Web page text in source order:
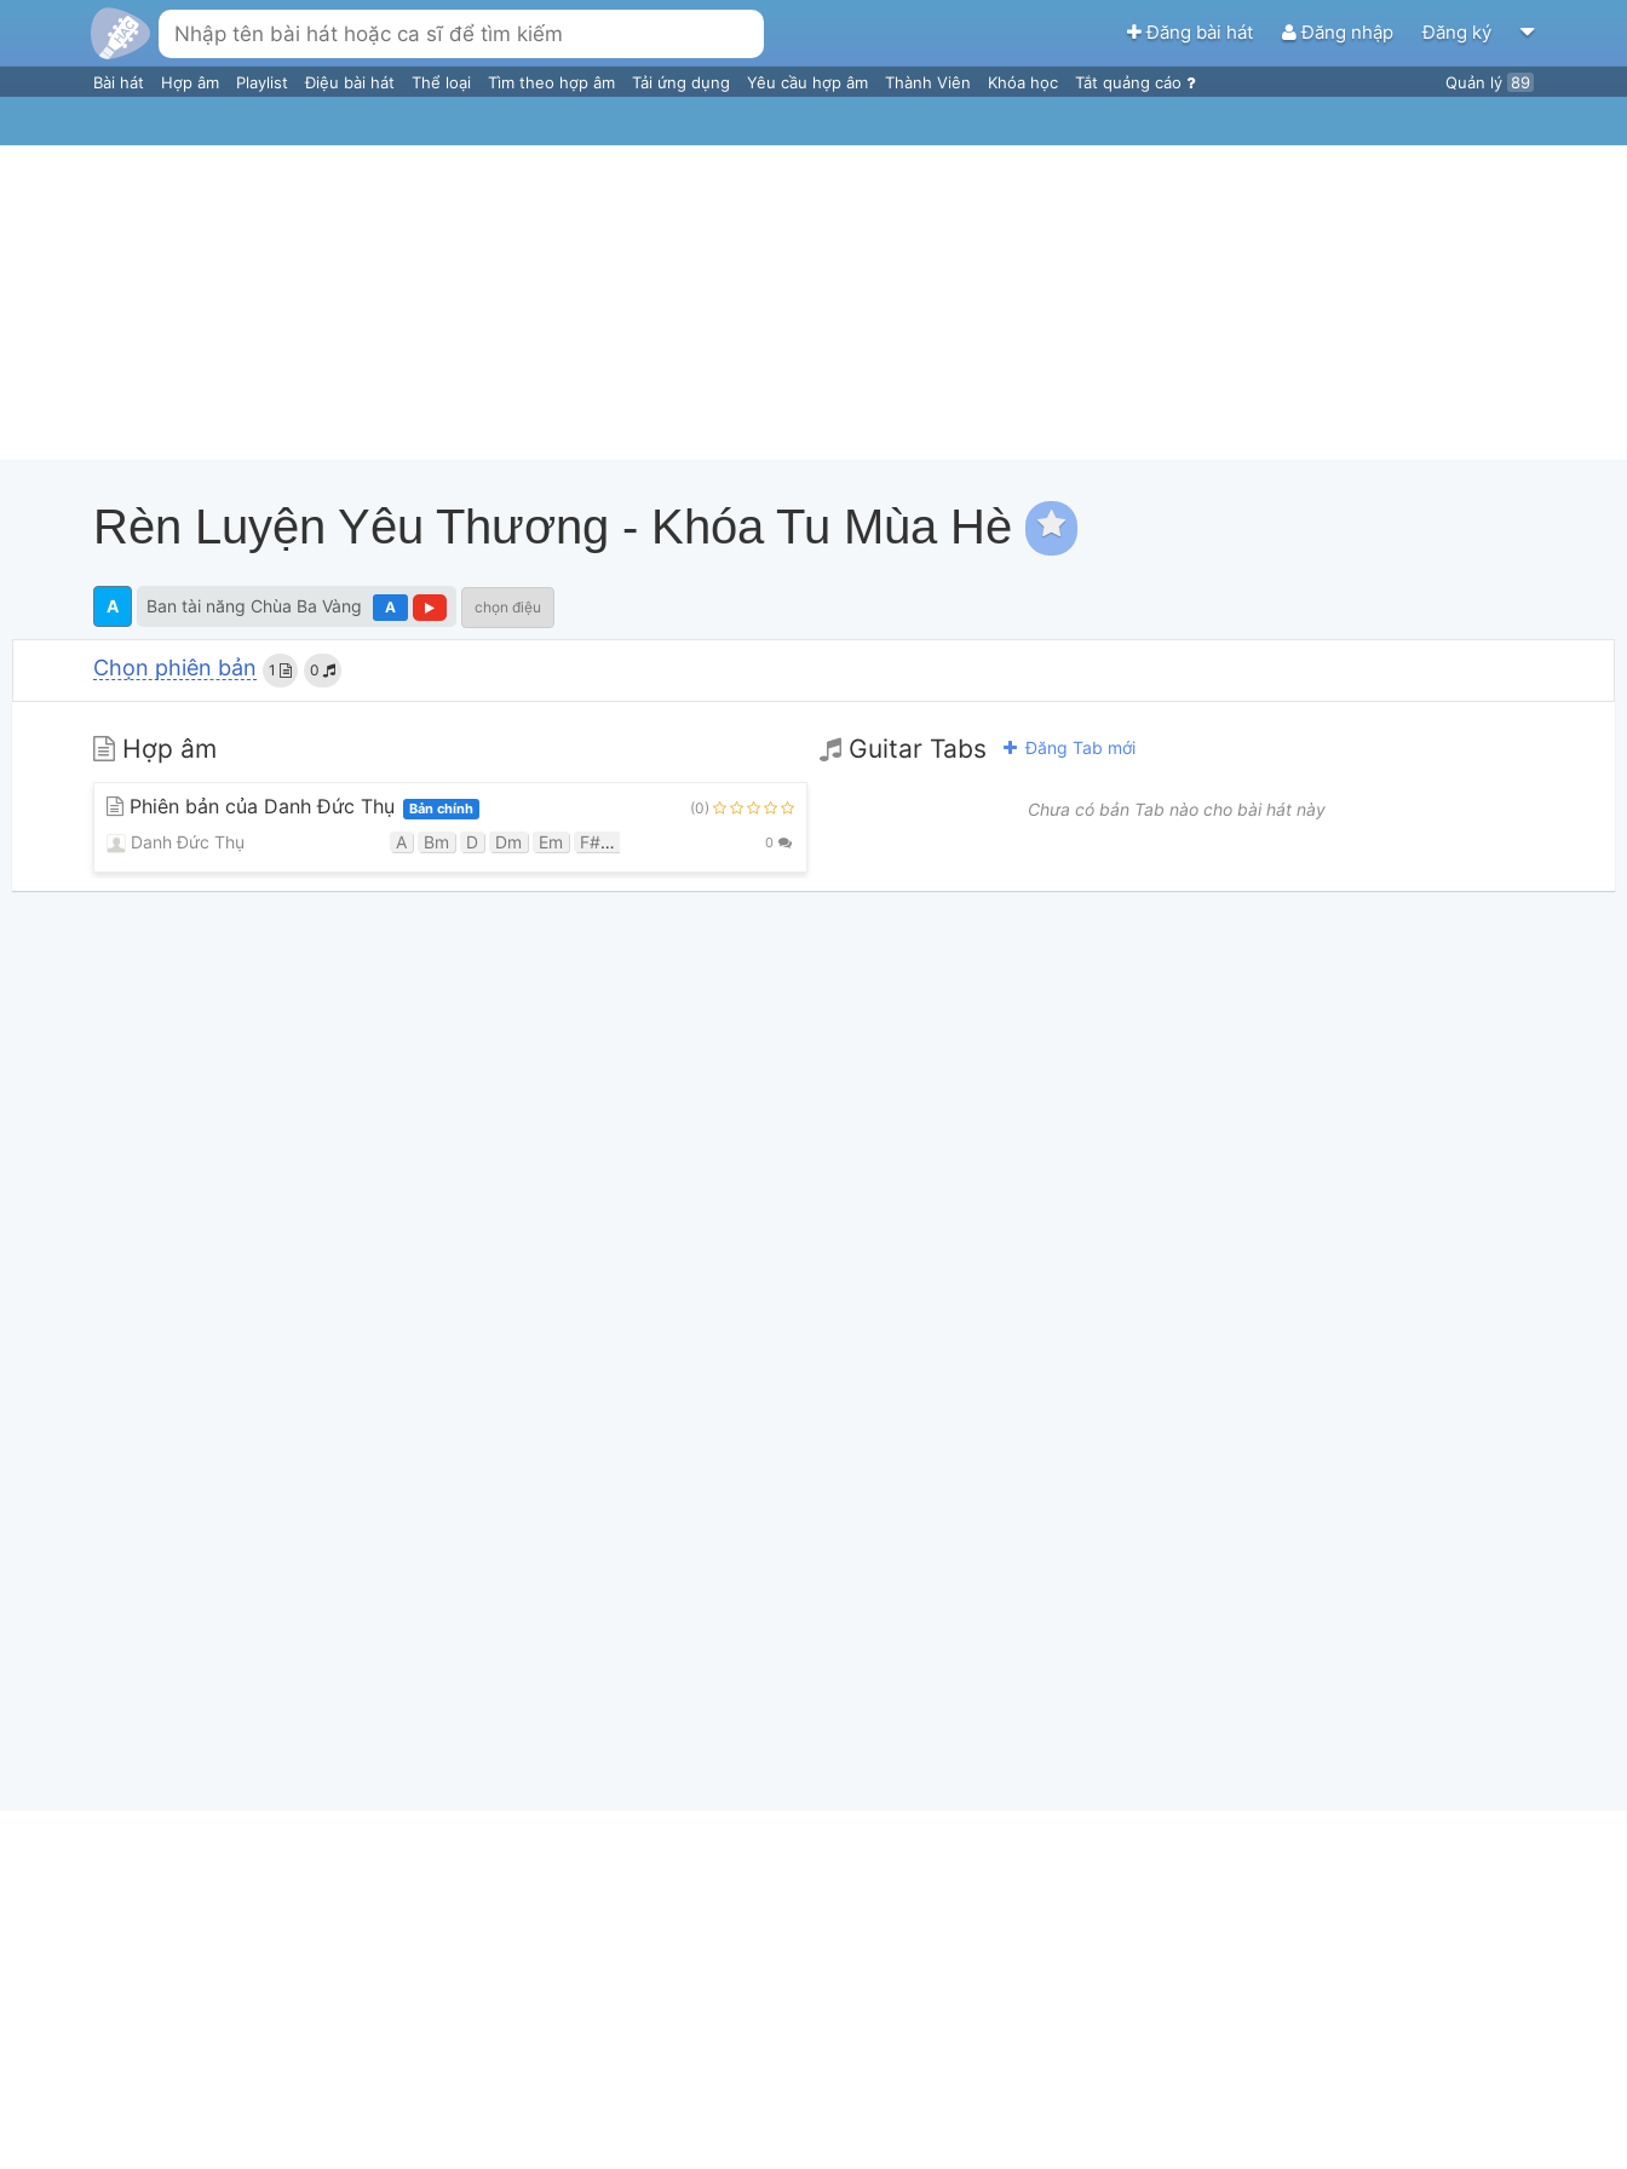
Đăng bài hát Đăng nhập Đăng ký
Bài hát Hợp âm Playlist Điệu bài hát Thể loại Tìm theo hợp âm Tải ứng dụng Yêu cầu hợp âm Thành Viên Khóa học Tắt quảng cáo Quản lý 89
Rèn Luyện Yêu Thương - Khóa Tu Mùa Hè
A Ban tài năng Chùa Ba Vàng A chọn điệu
Chọn phiên bản 1 0
Hợp âm
Phiên bản của Danh Đức Thụ Bản chính (0)
Danh Đức Thụ A Bm D Dm Em F#m 0
Guitar Tabs Đăng Tab mới
Chưa có bản Tab nào cho bài hát này